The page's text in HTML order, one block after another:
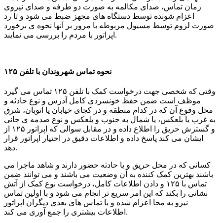
زمان تماس، صدای مکالمه به صورت دو طرفه و صدای نیروی
اعزام شونده توسط دستگاه های مجهز ضبط می شود و تا رد
صورت لزوم توسط مسیول مربوطه با مرور بر آنها نحوه ی برخورد
اپراتور با مردم را بررسی می نمایند.
نحوه تماس شهروندان با تلفن ۱۲۵
وقتی که شخصی جهت درخواست کمک با تلفن ۱۲۵ تماس می گیرد
موظف است ضمن حفظ خونسردی کامل آدرس و نوع حادثه و
محل وقوع آن که در کدام منطقه و در کجای خیابان یا اتوبان، شرق
به غرب یا بلعکس، یا شمال به جنوب و بلعکس و نوع صدمه ی جانی
و گسترش حریق را اطلاع داده و در مقابل سوالی که اپراتور ۱۲۵ از
ایشان می کند پاسخ داده و اطلاعات دقیق در اختیار اپراتور قرار
دهد.
کسانی که در محل حریق و یا حادثه حضور دارند و شاهد ماجرا می
باشند بهترین کمک کننده به آن وضعیت می باشند و می توانند ضمن
تماس با ۱۲۵ و دادن اطلاعات کامل، درخواست نوع کمک از آتش
نشانی را بکند که این امر سریع تر انجام می شود و با اولین تماس
نیرو به محا اعزام شده و با تماس های بعدی دیگران اپراتور
اطلاعات بیشتری را جمع آوری می کند.